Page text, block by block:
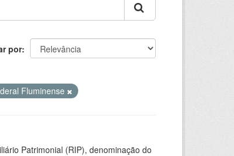
por
Fluminense
Patrimonial (RIP), denominação do